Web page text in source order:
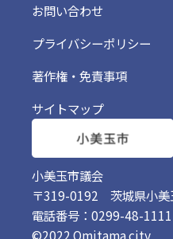
小美玉市議会
〒319-0192 茨城県小
電話番号：0299-48-1111
©2022 Omitama city
お問い合わせ
プライバシーポリシー
著作権・免責事項
サイトマップ